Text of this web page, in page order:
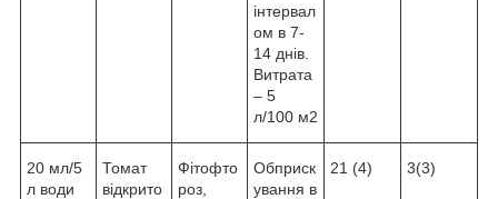
інтервал
ом в 7-
14 днів.
Витрата
– 5
л/100 м2
20 мл/5
л води
Томат
відкрито
Фітофто
роз,
Обприск
ування в
21 (4) 3(3)